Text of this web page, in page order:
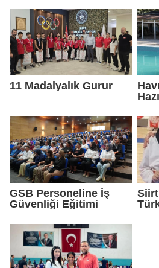
11 Madalyalık Gurur
GSB Personeline İş
Güvenliği Eğitimi